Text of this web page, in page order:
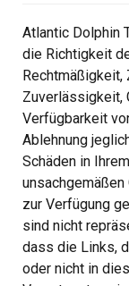
Atlantic Dolphin
die Richtigkeit
Zuverlässigkeit,
Verfügbarkeit
Ablehnung
Schäden in
zur Verfügung
sind nicht
dass die Links,
oder nicht in